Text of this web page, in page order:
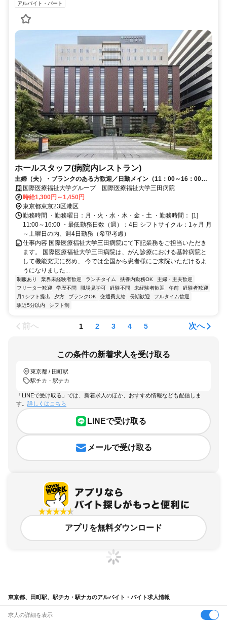
アルバイト・パート
ホールスタッフ(病院内レストラン)
主婦（夫）・ブランクのある方歓迎／日勤メイン（11：00～16：00勤
務）国際医療福祉大学グループ 国際医療福祉大学三田病院
時給1,300円～1,450円
東京都東京23区港区
勤務時間 ・勤務曜日：月・火・水・木・金・土 ・勤務時間： [1]
11:00～16:00 ・最低勤務日数（週）：4日 シフトサイクル：1ヶ月 月
～土曜日の内、週4日勤務（希望考慮）
仕事内容 国際医療福祉大学三田病院にて下記業務をご担当いただき
ます。 国際医療福祉大学三田病院は、がん診療における基幹病院と
して機能充実に努め、 今では全国から患者様にご来院いただけるよ
うになりました...
制服あり 業界未経験者歓迎 ランチタイム 扶養内勤務OK
主婦・主夫歓迎
フリーター歓迎
学歴不問 職場見学可 経験不問 未経験者歓迎 午前
経験者歓迎
月1シフト提出
夕方 ブランクOK 交通費支給 長期歓迎
フルタイム歓迎
駅近5分以内
シフト制
前へ 1 2 3 4 5 次へ
この条件の新着求人を受け取る
東京都 / 田町駅
駅チカ・駅ナカ
「LINEで受け取る」では、新着求人のほか、おすすめ情報なども配信しま
す。 詳しくはこちら
LINEで受け取る
メールで受け取る
アプリを無料ダウンロード
東京都、田町駅、駅チカ・駅ナカのアルバイト・バイト求人情報
求人の詳細を表示